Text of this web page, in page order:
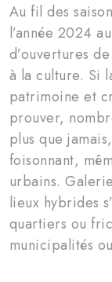
Au fil des
l’année 2024
d’ouvertures
à la culture. Si
patrimoine et
prouver,
plus que
foisonnant,
urbains.
lieux hybrides
quartiers ou
municipalités